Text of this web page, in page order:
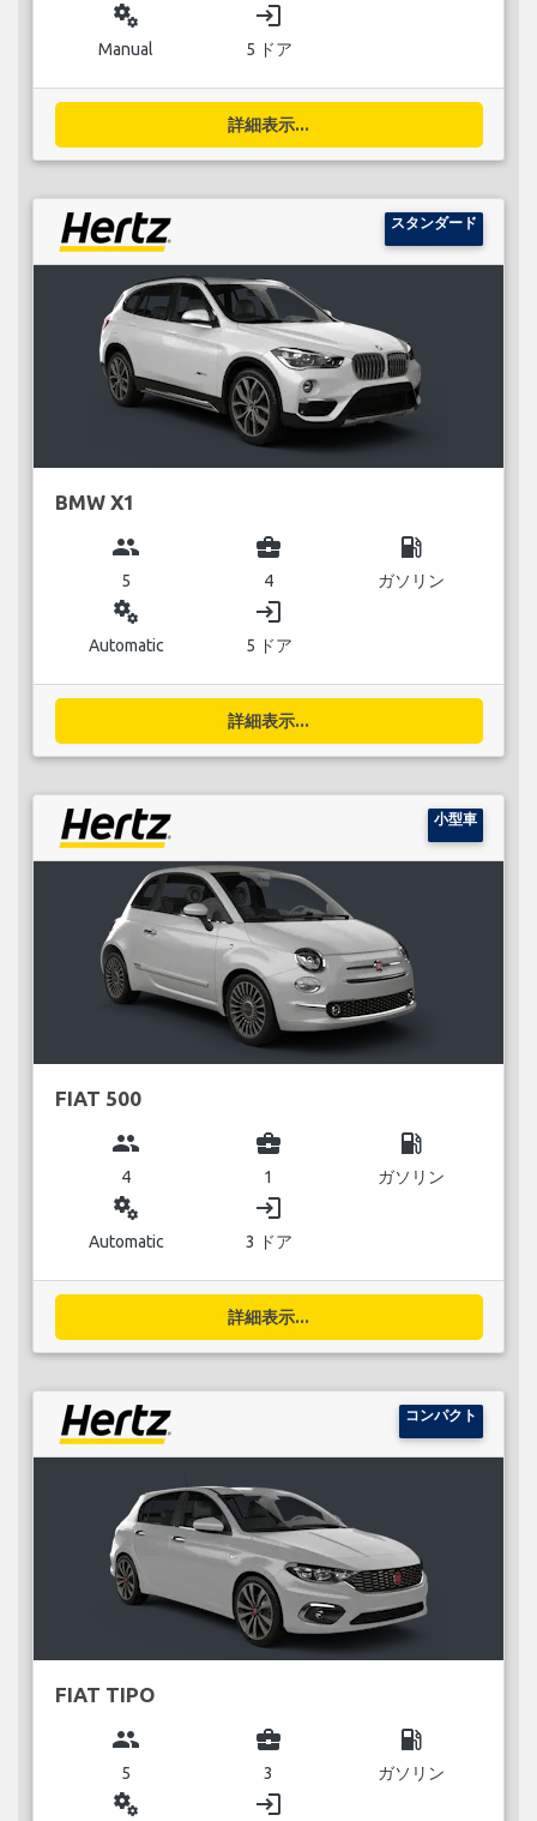
miscellaneous_services
Manual
login
5 ドア
詳細表示...
スタンダード
BMW X1
group
5
business_center
4
local_gas_station
ガソリン
miscellaneous_services
Automatic
login
5 ドア
詳細表示...
小型車
FIAT 500
group
4
business_center
1
local_gas_station
ガソリン
miscellaneous_services
Automatic
login
3 ドア
詳細表示...
コンパクト
FIAT TIPO
group
5
business_center
3
local_gas_station
ガソリン
miscellaneous_services login